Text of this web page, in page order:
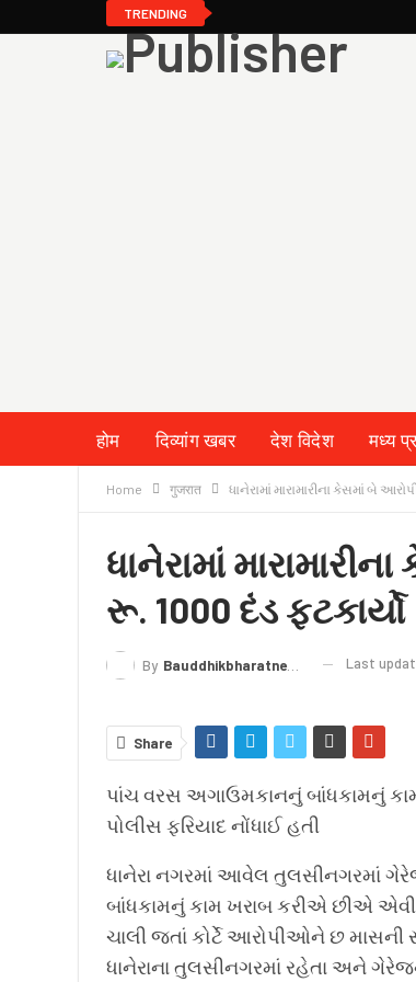
TRENDING
होम दिव्यांग खबर देश विदेश मध्य
क्राइम
लेख/काव्य शिक्षा LIVE TV
Home गुजरात ધાનેરામાં મારામારીના કેસમાં બે
ધાનેરામાં
રૂ. 1000 દંડ ફટકાર્યો
By Bauddhikbharatnews@gmail.com Last
Share
પાંચ વરસ અગાઉમકાનનું બાંધકામનું
પોલીસ ફરિયાદ નોંધાઈ હતી
ધાનેરા નગરમાં આવેલ તુલસીનગરમાં
બાંધકામનું કામ ખરાબ કરીએ છીએ એવી
ચાલી જતાં કોર્ટે આરોપીઓને છ
ધાનેરાના તુલસીનગરમાં રહેતા અને